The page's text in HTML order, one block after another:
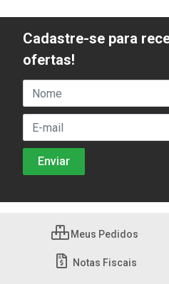
Cadastre-se para
ofertas!
Meus Pedidos
Notas Fiscais